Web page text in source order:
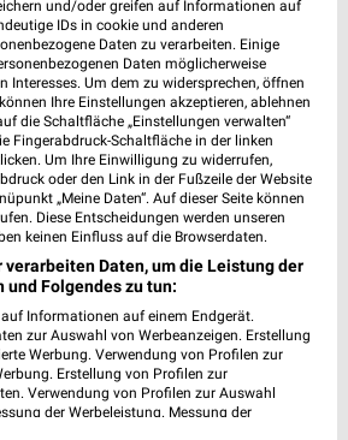
family Trier
7
- 20:00 Uhr | Geschlossen
und/oder greifen auf Informationen auf
IDs in cookie und anderen
Daten zu verarbeiten. Einige
Daten möglicherweise
Interesses. Um dem zu widersprechen, öffnen
Ihre Einstellungen akzeptieren, ablehnen
die Schaltfläche „Einstellungen verwalten“
Fingerabdruck-Schaltfläche in der linken
Um Ihre Einwilligung zu widerrufen,
oder den Link in der Fußzeile der Website
„Meine Daten“. Auf dieser Seite können
Diese Entscheidungen werden unseren
keinen Einfluss auf die Browserdaten.
verarbeiten Daten, um die Leistung der
und Folgendes zu tun:
Informationen auf einem Endgerät.
zur Auswahl von Werbeanzeigen. Erstellung
Werbung. Verwendung von Profilen zur
Erstellung von Profilen zur
Verwendung von Profilen zur Auswahl
der Werbeleistung. Messung der